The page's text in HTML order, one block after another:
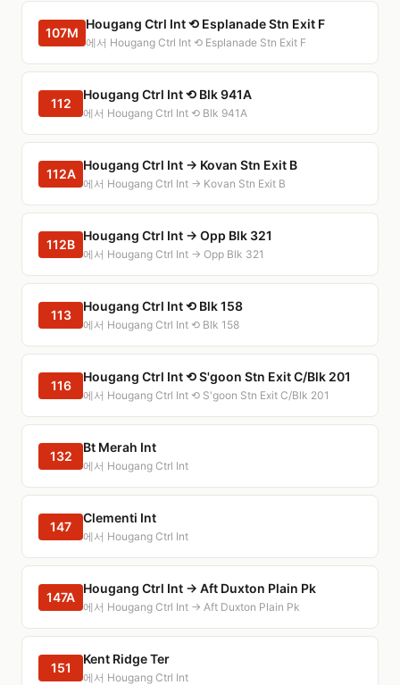
107M
Hougang Ctrl Int ⟲ Esplanade Stn Exit F
에서 Hougang Ctrl Int ⟲ Esplanade Stn Exit F
112
Hougang Ctrl Int ⟲ Blk 941A
에서 Hougang Ctrl Int ⟲ Blk 941A
112A
Hougang Ctrl Int → Kovan Stn Exit B
에서 Hougang Ctrl Int → Kovan Stn Exit B
112B
Hougang Ctrl Int → Opp Blk 321
에서 Hougang Ctrl Int → Opp Blk 321
113
Hougang Ctrl Int ⟲ Blk 158
에서 Hougang Ctrl Int ⟲ Blk 158
116
Hougang Ctrl Int ⟲ S'goon Stn Exit C/Blk 201
에서 Hougang Ctrl Int ⟲ S'goon Stn Exit C/Blk 201
132
Bt Merah Int
에서 Hougang Ctrl Int
147
Clementi Int
에서 Hougang Ctrl Int
147A
Hougang Ctrl Int → Aft Duxton Plain Pk
에서 Hougang Ctrl Int → Aft Duxton Plain Pk
151
Kent Ridge Ter
에서 Hougang Ctrl Int